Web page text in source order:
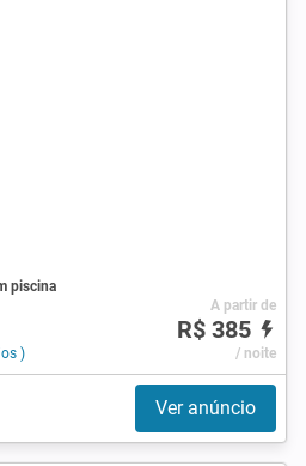
piscina
)
A partir de
R$ 385
/ noite
Ver anúncio